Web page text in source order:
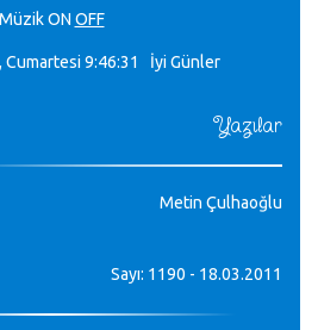
MüzikON OFF
Cumartesi 9:46:33 İyi Günler
Yazılar
Metin Çulhaoğlu
Sayı: 1190 - 18.03.2011